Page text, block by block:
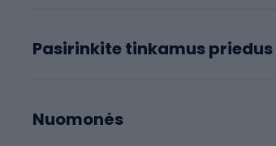
Pasirinkite tinkamus priedus
Nuomonės